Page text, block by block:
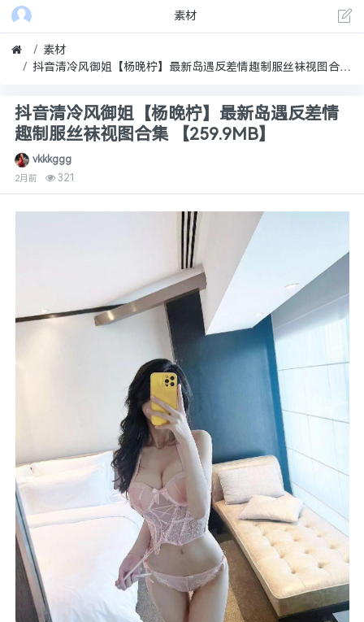
素材
素材
抖音清冷风御姐【杨晚柠】最新岛遇反差情趣制服丝袜视图合集 【259.9MB】
抖音清冷风御姐【杨晚柠】最新岛遇反差情
趣制服丝袜视图合集 【259.9MB】
vkkkggg
2月前 321